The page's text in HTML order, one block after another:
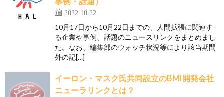
2022.10.22
10月17日から10月22日までの、人間拡張に関連す
る企業や事例、話題のニュースリンクをまとめまし
た。なお、編集部のウォッチ状況等により該当期間
外の記[…]
イーロン・マスク氏共同設立のBMI開発会社
ニューラリンクとは？